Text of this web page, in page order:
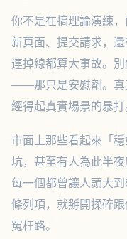
你不是在搞理論演練
新頁面、提交請求，
連掉線都算大事故。
——那只是安慰劑。真
經得起真實場景的暴打
市面上那些看起來「
坑，甚至有人為此半
每一個都曾讓人頭大
條列項，就掰開揉碎
冤枉路。